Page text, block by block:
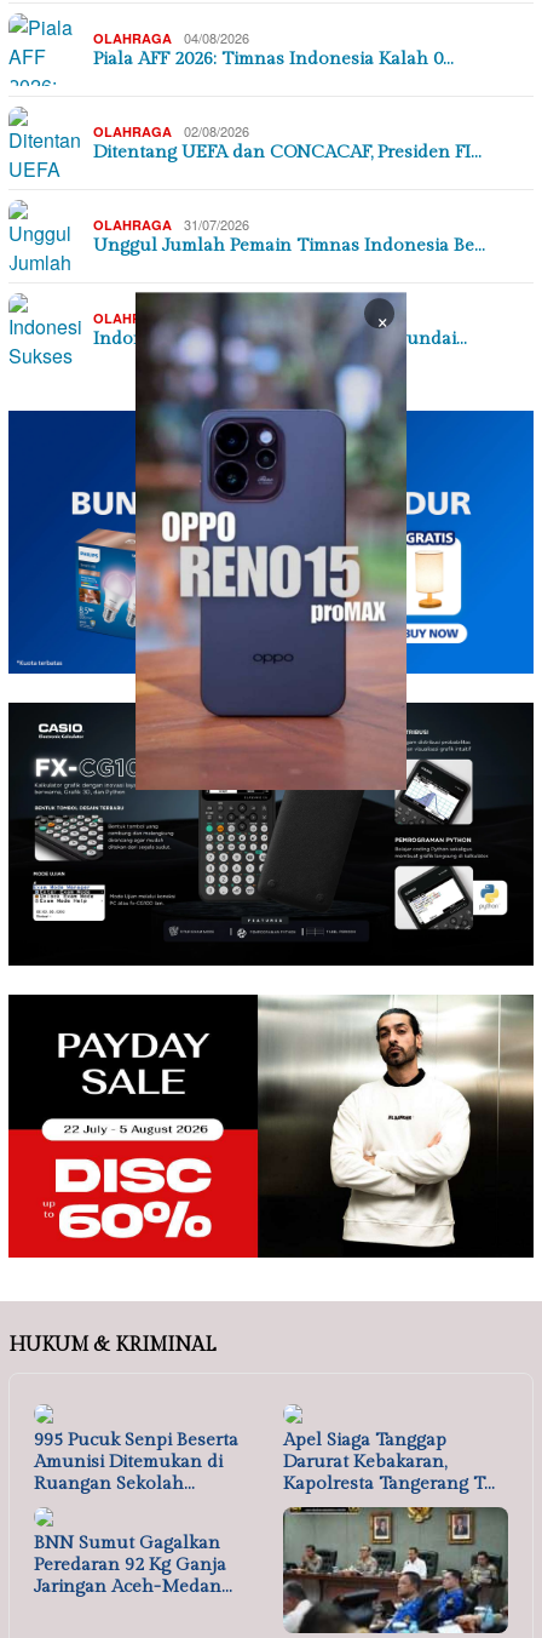
OLAHRAGA 04/08/2026
Piala AFF 2026: Timnas Indonesia Kalah 0…
OLAHRAGA 02/08/2026
Ditentang UEFA dan CONCACAF, Presiden FI…
OLAHRAGA 31/07/2026
Unggul Jumlah Pemain Timnas Indonesia Be…
OLAHRAGA 27/07/2026
Indonesia Sukses di Laga Perdana Hyundai…
HUKUM & KRIMINAL
995 Pucuk Senpi Beserta
Amunisi Ditemukan di
Ruangan Sekolah…
Apel Siaga Tanggap
Darurat Kebakaran,
Kapolresta Tangerang T…
BNN Sumut Gagalkan
Peredaran 92 Kg Ganja
Jaringan Aceh-Medan…
×